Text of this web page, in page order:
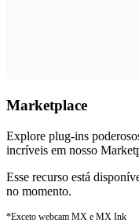
Marketplace
Explore plug-ins
incríveis em nosso
Esse recurso está
no momento.
*Exceto webcam MX e MX Ink